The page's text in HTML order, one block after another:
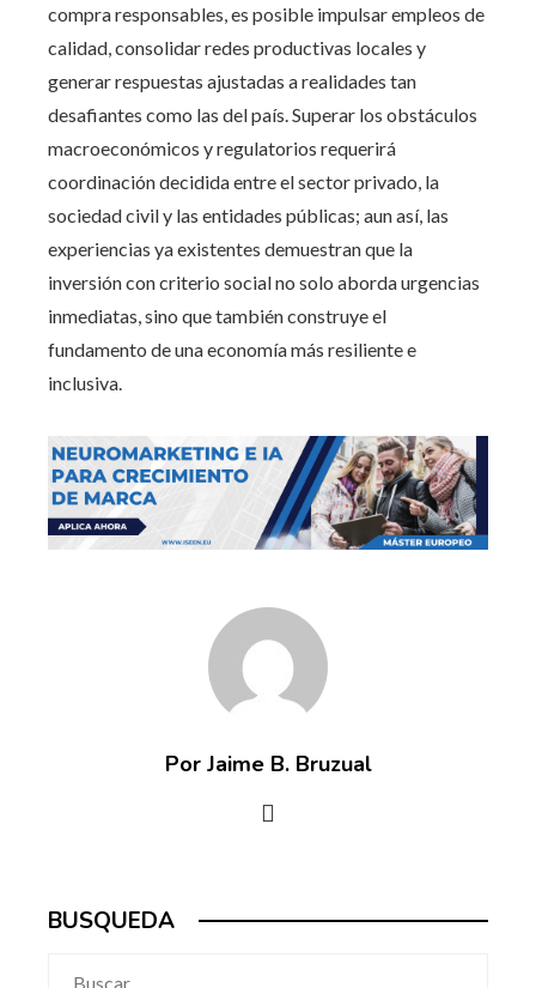
compra responsables, es posible impulsar empleos de
calidad, consolidar redes productivas locales y
generar respuestas ajustadas a realidades tan
desafiantes como las del país. Superar los obstáculos
macroeconómicos y regulatorios requerirá
coordinación decidida entre el sector privado, la
sociedad civil y las entidades públicas; aun así, las
experiencias ya existentes demuestran que la
inversión con criterio social no solo aborda urgencias
inmediatas, sino que también construye el
fundamento de una economía más resiliente e
inclusiva.
Por Jaime B. Bruzual
BUSQUEDA